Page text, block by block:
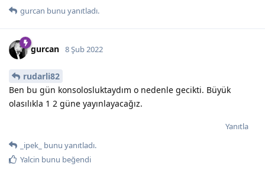
gurcan bunu yanıtladı.
gurcan 8 Şub 2022
rudarli82
Ben bu gün konsolosluktaydım o nedenle gecikti. Büyük
olasılıkla 1 2 güne yayınlayacağız.
Yanıtla
_ipek_ bunu yanıtladı.
Yalcin bunu beğendi